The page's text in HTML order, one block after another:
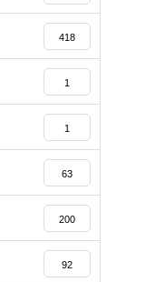
418
1
1
63
200
92